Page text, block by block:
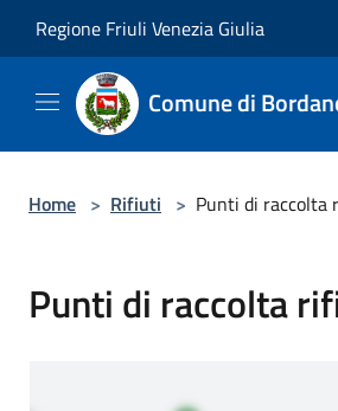
Regione Friuli Venezia Giulia
Comune di
Home > Rifiuti > Punti di raccolta
Punti di raccolta